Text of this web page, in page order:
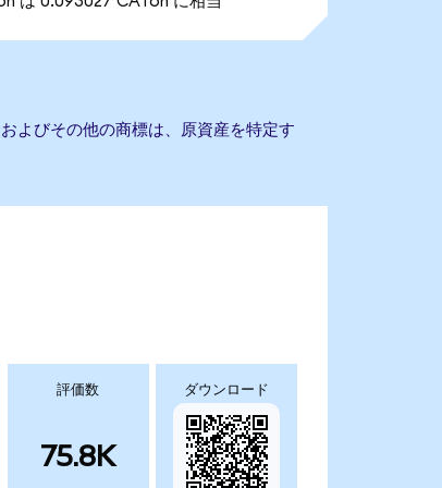
よびその他の商標は、原資産を特定す
評価数
75.8K
ダウンロード